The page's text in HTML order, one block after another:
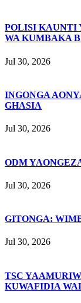
POLISI KAUNTI
WA KUMBAKA
Jul 30, 2026
INGONGA
GHASIA
Jul 30, 2026
ODM
Jul 30, 2026
GITONGA:
Jul 30, 2026
TSC
KUWAFIDIA